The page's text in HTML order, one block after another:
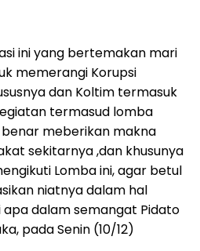
ini yang bertemakan mari
memerangi Korupsi
dan Koltim termasuk
termasud lomba
meberikan makna
sekitarnya ,dan khusunya
Lomba ini, agar betul
niatnya dalam hal
dalam semangat Pidato
pada Senin (10/12)